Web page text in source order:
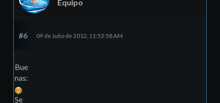
Equipo
#6 09 de Julio de 2012, 11:53:58 AM
Bue
nas:
Se